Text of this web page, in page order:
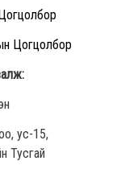
Цогцолбор
ус-15,
Тусгай